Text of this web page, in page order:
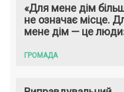
«Для мене дім
не означає місце.
мене дім — це
ГРОМАДА